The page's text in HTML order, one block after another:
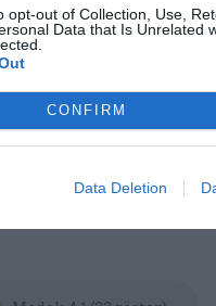
opt-out of Collection, Use,
Data that Is Unrelated
CONFIRM
Data Deletion